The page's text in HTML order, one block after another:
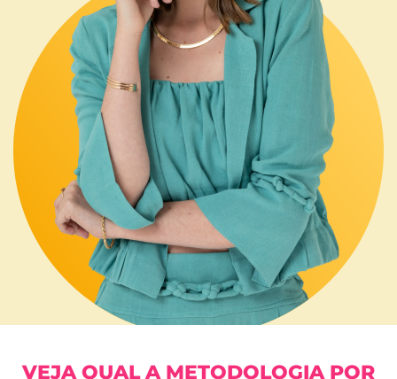
VEJA QUAL A METODOLOGIA POR